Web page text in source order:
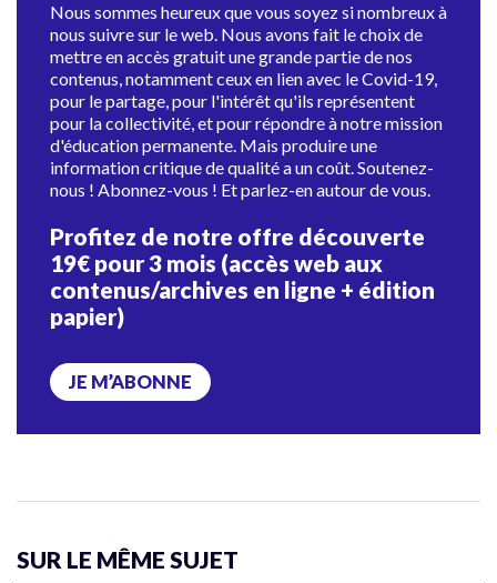
Nous sommes heureux que vous soyez si nombreux à
nous suivre sur le web. Nous avons fait le choix de
mettre en accès gratuit une grande partie de nos
contenus, notamment ceux en lien avec le Covid-19,
pour le partage, pour l'intérêt qu'ils représentent
pour la collectivité, et pour répondre à notre mission
d'éducation permanente. Mais produire une
information critique de qualité a un coût. Soutenez-
nous ! Abonnez-vous ! Et parlez-en autour de vous.
Profitez de notre offre découverte
19€ pour 3 mois (accès web aux
contenus/archives en ligne + édition
papier)
JE M’ABONNE
SUR LE MÊME SUJET